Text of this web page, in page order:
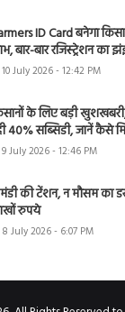
ID Card बनेगा
बार-बार रजिस्ट्रेशन
10 July 2026 - 12:42 PM
के लिए बड़ी
40% सब्सिडी, जानें कैसे
9 July 2026 - 12:46 PM
की टेंशन, न मौसम का
रुपये
8 July 2026 - 6:07 PM